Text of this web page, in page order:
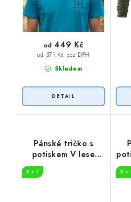
Skladem
od 371 Kč bez DPH
od 449 Kč
Pánské tričko s
potiskem V lese
2 + 1 2 +